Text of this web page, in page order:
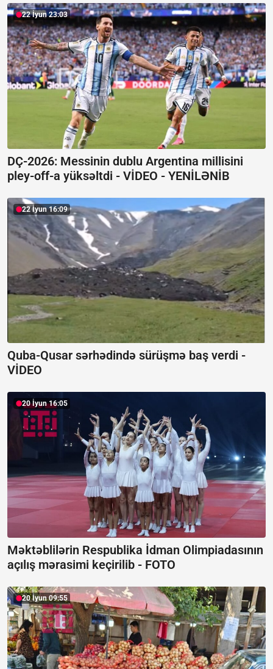
22 İyun 23:03
DÇ-2026: Messinin dublu Argentina millisini
pley-off-a yüksəltdi - VİDEO - YENİLƏNİB
22 İyun 16:09
Quba-Qusar sərhədində sürüşmə baş verdi -
VİDEO
20 İyun 16:05
Məktəblilərin Respublika İdman Olimpiadasının
açılış mərasimi keçirilib - FOTO
20 İyun 09:55